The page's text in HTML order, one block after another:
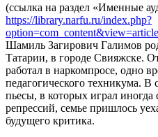
(ссылка на раздел «Именные
https://library.narfu.ru/index.php?
Шамиль Загирович Галимов
Татарии, в городе Свияжске.
работал в наркомпросе, одно
педагогического техникума. В
пьесы, в которых играл
репрессий, семье пришлось
будущего критика.